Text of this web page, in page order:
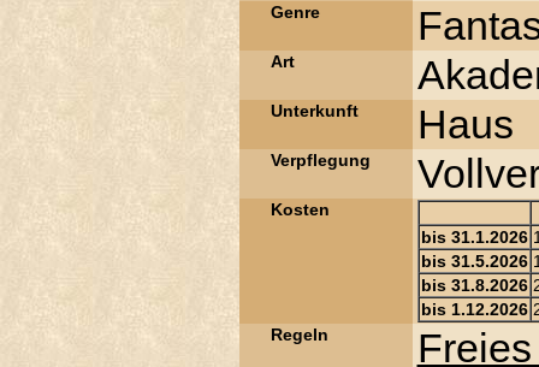
Genre
Art
Unterkunft Haus
Verpflegung
Kosten
bis 31.1.2026
bis 31.5.2026
bis 31.8.2026
bis 1.12.2026
Regeln